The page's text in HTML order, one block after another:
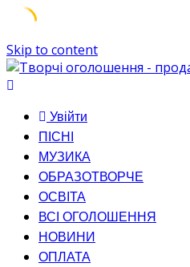
Skip to content
Увійти
ПІСНІ
МУЗИКА
ОБРАЗОТВОРЧЕ
ОСВІТА
ВСІ ОГОЛОШЕННЯ
НОВИНИ
ОПЛАТА